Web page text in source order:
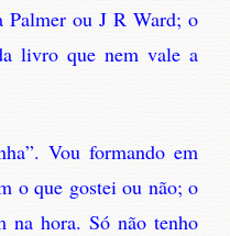
Palmer ou J R Ward; o
livro que nem vale a
Vou formando em
o que gostei ou não; o
na hora. Só não tenho